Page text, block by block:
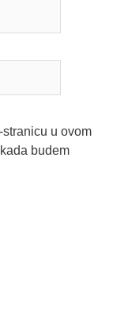
u ovom
budem